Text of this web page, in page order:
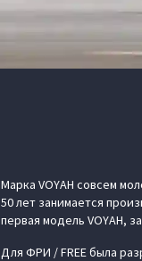
Марка VOYAH совсем
50 лет занимается
первая модель VOYAH,
Для ФРИ / FREE была